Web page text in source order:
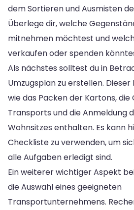
dem Sortieren und Ausmisten
Überlege dir, welche
mitnehmen möchtest und
verkaufen oder spenden
Als nächstes solltest du in
Umzugsplan zu erstellen.
wie das Packen der Kartons, die
Transports und die Anmeldung
Wohnsitzes enthalten. Es kann
Checkliste zu verwenden, um
alle Aufgaben erledigt sind.
Ein weiterer wichtiger Aspekt
die Auswahl eines geeigneten
Transportunternehmens.